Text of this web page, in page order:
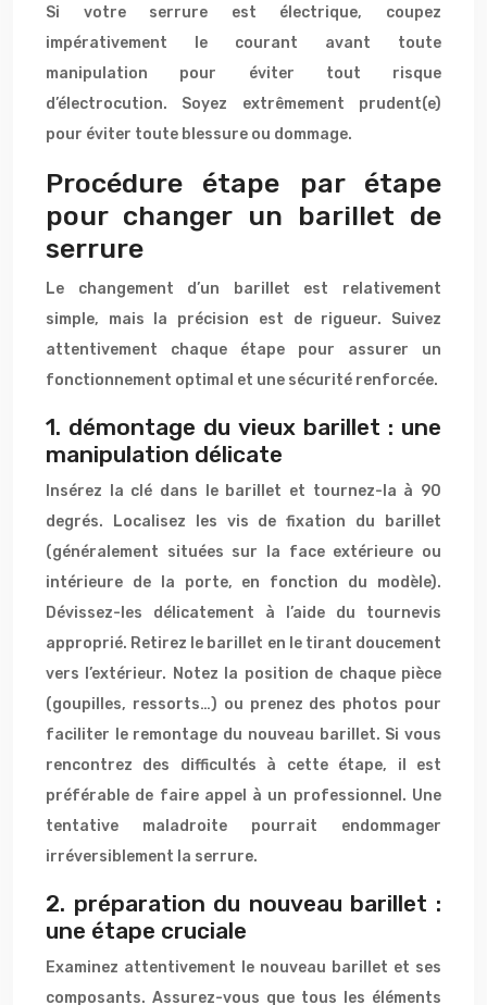
Si votre serrure est électrique, coupez
impérativement le courant avant toute
manipulation pour éviter tout risque
d’électrocution. Soyez extrêmement prudent(e)
pour éviter toute blessure ou dommage.
Procédure étape par étape
pour changer un barillet de
serrure
Le changement d’un barillet est relativement
simple, mais la précision est de rigueur. Suivez
attentivement chaque étape pour assurer un
fonctionnement optimal et une sécurité renforcée.
1. démontage du vieux barillet : une
manipulation délicate
Insérez la clé dans le barillet et tournez-la à 90
degrés. Localisez les vis de fixation du barillet
(généralement situées sur la face extérieure ou
intérieure de la porte, en fonction du modèle).
Dévissez-les délicatement à l’aide du tournevis
approprié. Retirez le barillet en le tirant doucement
vers l’extérieur. Notez la position de chaque pièce
(goupilles, ressorts…) ou prenez des photos pour
faciliter le remontage du nouveau barillet. Si vous
rencontrez des difficultés à cette étape, il est
préférable de faire appel à un professionnel. Une
tentative maladroite pourrait endommager
irréversiblement la serrure.
2. préparation du nouveau barillet :
une étape cruciale
Examinez attentivement le nouveau barillet et ses
composants. Assurez-vous que tous les éléments